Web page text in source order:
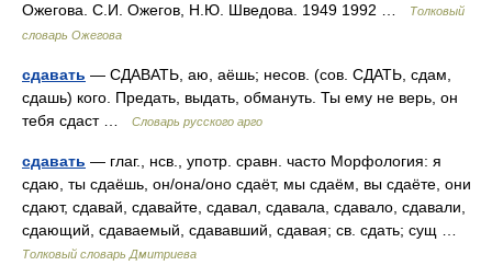
Ожегова. С.И. Ожегов, Н.Ю. Шведова. 1949 1992 …
Толковый
словарь Ожегова
сдавать — СДАВАТЬ, аю, аёшь; несов. (сов. СДАТЬ, сдам,
сдашь) кого. Предать, выдать, обмануть. Ты ему не верь, он
тебя сдаст …
Словарь русского арго
сдавать — глаг., нсв., употр. сравн. часто Морфология: я
сдаю, ты сдаёшь, он/она/оно сдаёт, мы сдаём, вы сдаёте, они
сдают, сдавай, сдавайте, сдавал, сдавала, сдавало, сдавали,
сдающий, сдаваемый, сдававший, сдавая; св. сдать; сущ …
Толковый словарь Дмитриева